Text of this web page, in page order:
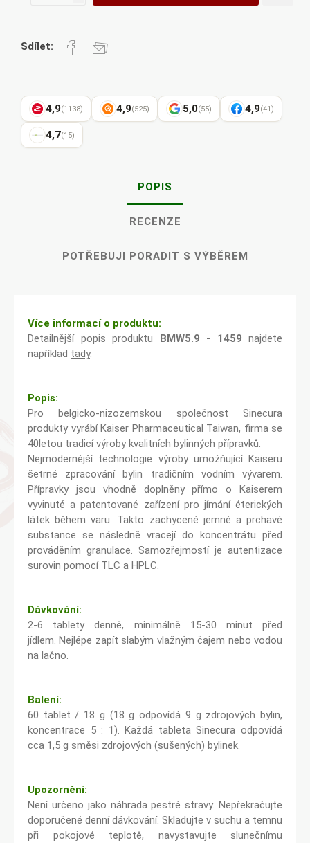
Sdílet:
4,9(1138) 4,9(525) 5,0(55) 4,9(41)
4,7(15)
POPIS
RECENZE
POTŘEBUJI PORADIT S VÝBĚREM
Více informací o produktu:
Detailnější popis produktu BMW5.9 - 1459 najdete
například tady.
Popis:
Pro belgicko-nizozemskou společnost Sinecura
produkty vyrábí Kaiser Pharmaceutical Taiwan, firma se
40letou tradicí výroby kvalitních bylinných přípravků.
Nejmodernější technologie výroby umožňující Kaiseru
šetrné zpracování bylin tradičním vodním vývarem.
Přípravky jsou vhodně doplněny přímo o Kaiserem
vyvinuté a patentované zařízení pro jímání éterických
látek během varu. Takto zachycené jemné a prchavé
substance se následně vracejí do koncentrátu před
prováděním granulace. Samozřejmostí je autentizace
surovin pomocí TLC a HPLC.
Dávkování:
2-6 tablety denně, minimálně 15-30 minut před
jídlem. Nejlépe zapít slabým vlažným čajem nebo vodou
na lačno.
Balení:
60 tablet / 18 g (18 g odpovídá 9 g zdrojových bylin,
koncentrace 5 : 1). Každá tableta Sinecura odpovídá
cca 1,5 g směsi zdrojových (sušených) bylinek.
Upozornění:
Není určeno jako náhrada pestré stravy. Nepřekračujte
doporučené denní dávkování. Skladujte v suchu a temnu
při pokojové teplotě, navystavujte slunečnímu